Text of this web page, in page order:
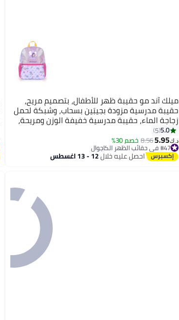
ميلك آند مو حقيبة ظهر للأطفال، بتصميم مريح،
حقيبة مدرسية مزودة بجيبَين بسحاب، وشبكة لحمل
زجاجة الماء، حقيبة مدرسية خفيفة الوزن ومريحة،
حقيبة كتب مدرسية للبنات، مناسبة لمرحلة ما قبل
المدرسة والروضة والمرحلة الابتدائية.
5.0
5
د.ك‏5.95
8.56خصم 30%
#47 في حقائب الظهر الكاجوال
#47 في حقائب الظهر الكاجوال احصل عليه خلال12 - 13 اغسطس